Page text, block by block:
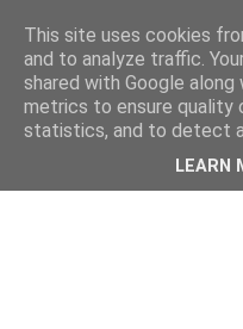
This site uses cookies
and to analyze traffic.
shared with Google
metrics to ensure quality
statistics, and to detect
LEARN